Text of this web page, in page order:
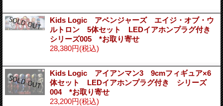
Kids Logic アベンジャーズ エイジ・オブ・ウ
ルトロン 5体セット LEDイアホンプラグ付き
シリーズ005 *お取り寄せ
28,380円(税込)
Kids Logic アイアンマン3 9cmフィギュア×6
体セット LEDイアホンプラグ付き シリーズ
004 *お取り寄せ
23,200円(税込)